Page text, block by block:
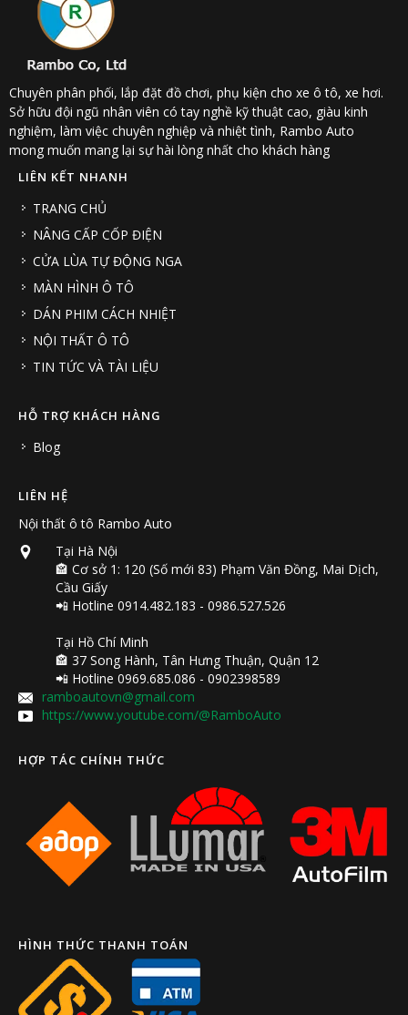
Chuyên phân phối, lắp đặt đồ chơi, phụ kiện cho xe ô tô, xe hơi.
Sở hữu đội ngũ nhân viên có tay nghề kỹ thuật cao, giàu kinh
nghiệm, làm việc chuyên nghiệp và nhiệt tình, Rambo Auto
mong muốn mang lại sự hài lòng nhất cho khách hàng
LIÊN KẾT NHANH
TRANG CHỦ
NÂNG CẤP CỐP ĐIỆN
CỬA LÙA TỰ ĐỘNG NGA
MÀN HÌNH Ô TÔ
DÁN PHIM CÁCH NHIỆT
NỘI THẤT Ô TÔ
TIN TỨC VÀ TÀI LIỆU
HỖ TRỢ KHÁCH HÀNG
Blog
LIÊN HỆ
Nội thất ô tô Rambo Auto
Tại Hà Nội
🏤 Cơ sở 1: 120 (Số mới 83) Phạm Văn Đồng, Mai Dịch,
Cầu Giấy
📲 Hotline 0914.482.183 - 0986.527.526
Tại Hồ Chí Minh
🏤 37 Song Hành, Tân Hưng Thuận, Quận 12
📲 Hotline 0969.685.086 - 0902398589
ramboautovn@gmail.com
https://www.youtube.com/@RamboAuto
HỢP TÁC CHÍNH THỨC
HÌNH THỨC THANH TOÁN